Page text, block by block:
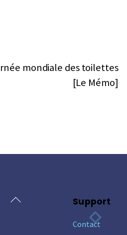
mondiale des toilettes
[Le Mémo]
Back
Support
Contact